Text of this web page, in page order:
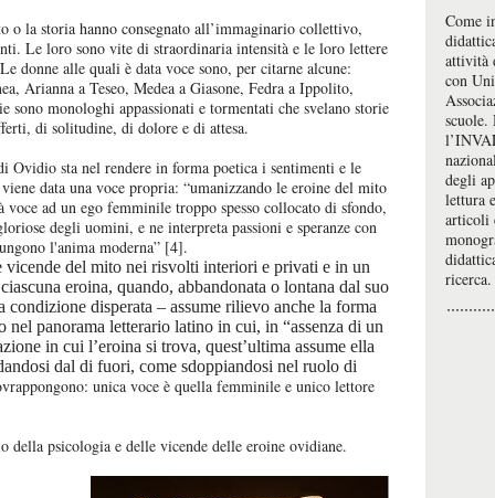
o la storia hanno consegnato all’immaginario collettivo,
Le loro sono vite di straordinaria intensità e le loro lettere
donne alle quali è data voce sono, per citarne alcune:
Arianna a Teseo, Medea a Giasone, Fedra a Ippolito,
monologhi appassionati e tormentati che svelano storie
di solitudine, di dolore e di attesa.
Ovidio sta nel rendere in forma poetica i sentimenti e le
data una voce propria: “umanizzando le eroine del mito
ad un ego femminile troppo spesso collocato di sfondo,
degli uomini, e ne interpreta passioni e speranze con
l'anima moderna” [4].
del mito nei risvolti interiori e privati e in un
eroina, quando, abbandonata o lontana dal suo
condizione disperata – assume rilievo anche la forma
nel panorama letterario latino in cui, in “assenza di un
in cui l’eroina si trova, quest’ultima assume ella
dal di fuori, come sdoppiandosi nel ruolo di
unica voce è quella femminile e unico lettore
della psicologia e delle vicende delle eroine ovidiane.
Come
attività
con
degli
lettura
articoli
ricerca.